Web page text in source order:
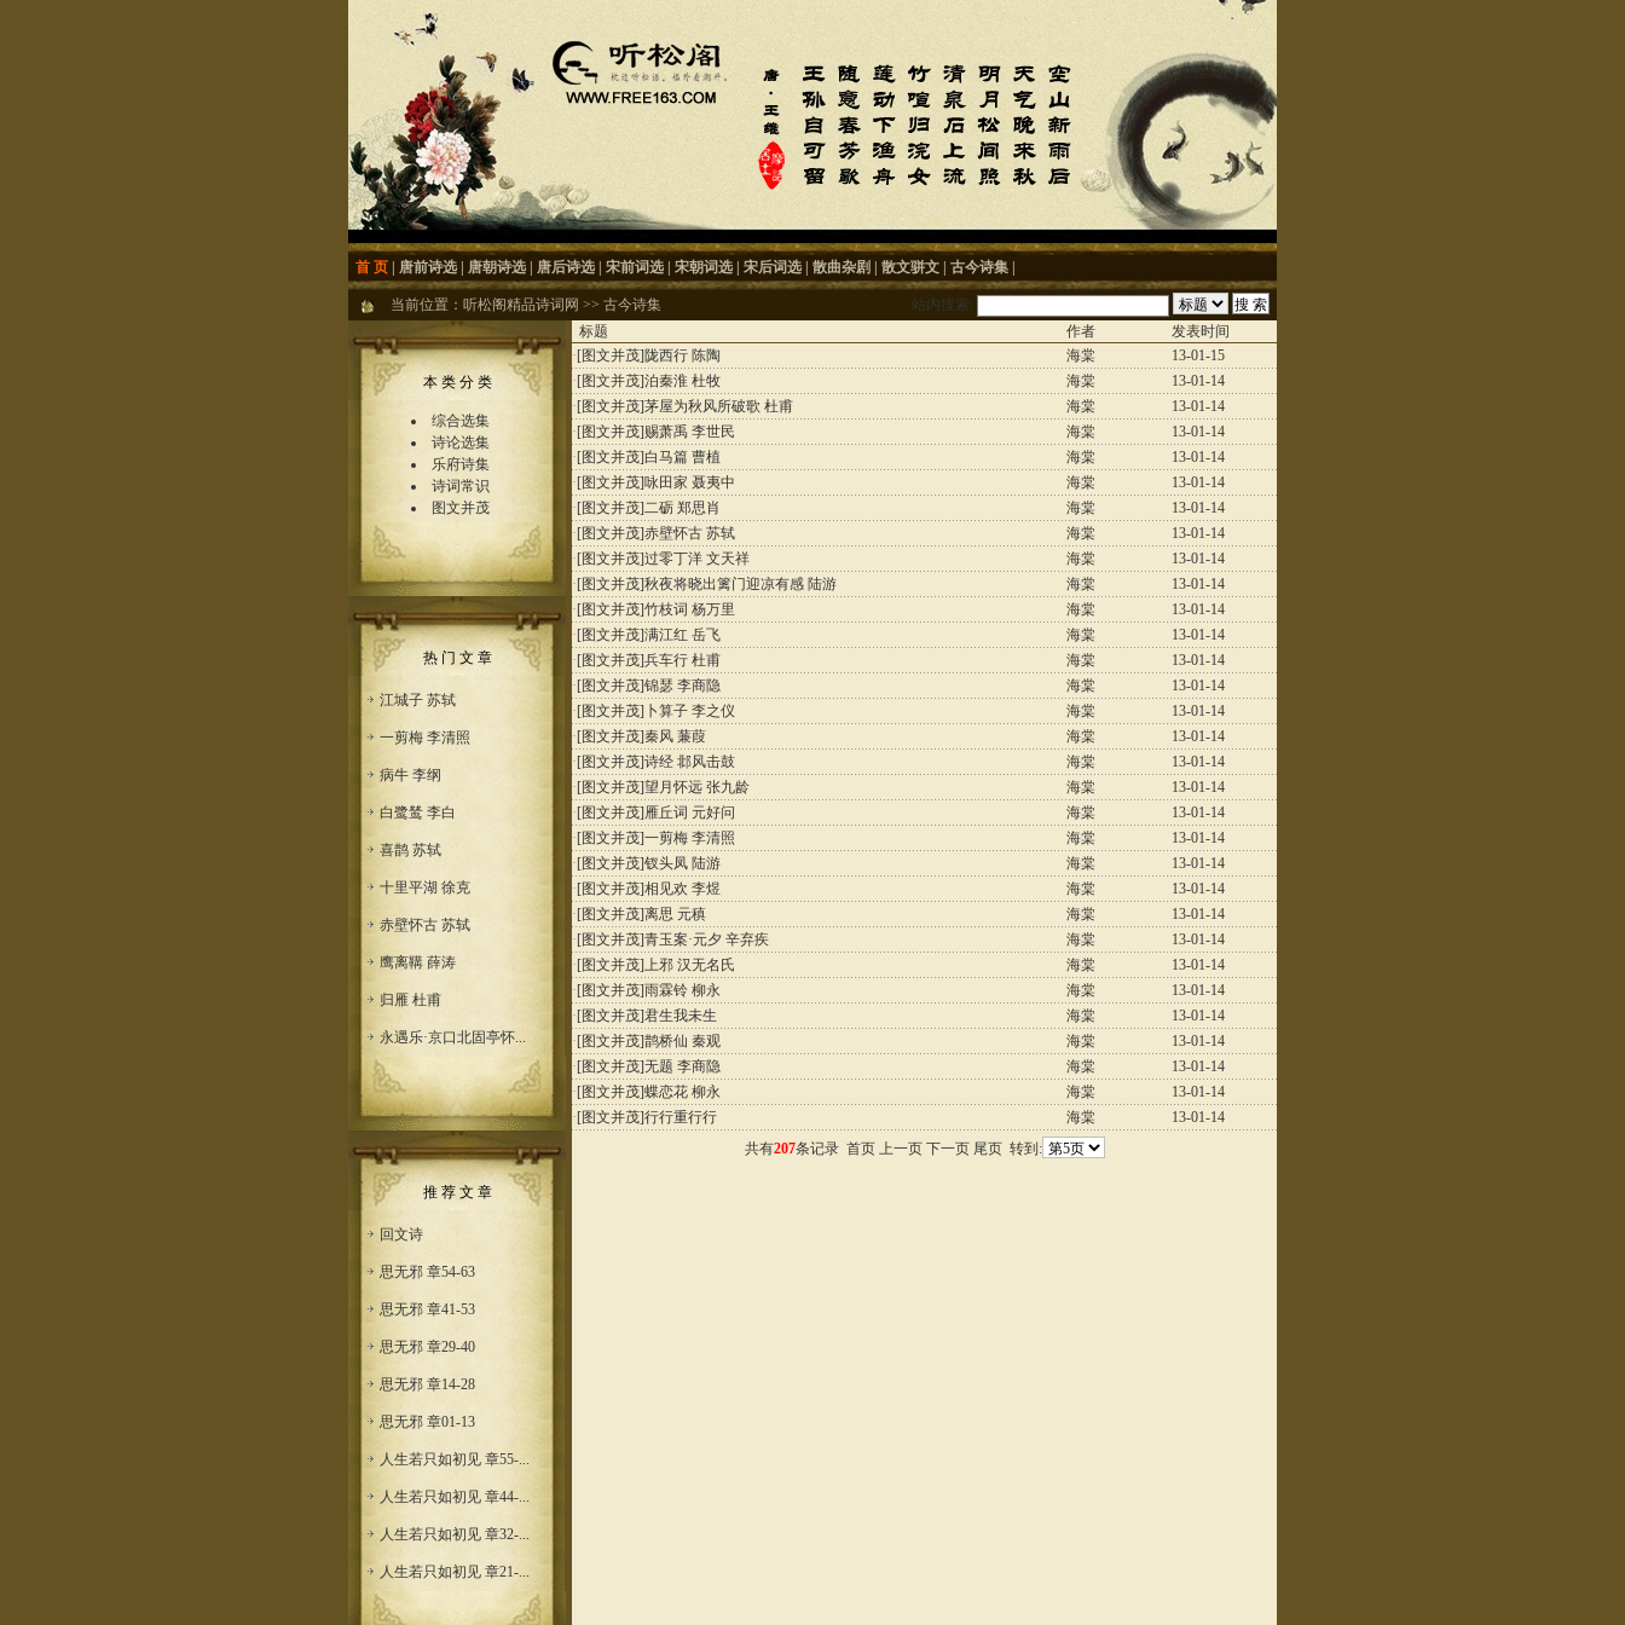
首 页 唐前诗选 唐朝诗选 唐后诗选 宋前词选 宋朝词选 宋后词选 散曲杂剧 散文骈文 古今诗集
当前位置： 听松阁精品诗词网 >> 古今诗集 站内搜索:
本 类 分 类
综合选集
诗论选集
乐府诗集
诗词常识
图文并茂
热 门 文 章
江城子 苏轼
一剪梅 李清照
病牛 李纲
白鹭鸶 李白
喜鹊 苏轼
十里平湖 徐克
赤壁怀古 苏轼
鹰离鞲 薛涛
归雁 杜甫
永遇乐·京口北固亭怀...
推 荐 文 章
回文诗
思无邪 章54-63
思无邪 章41-53
思无邪 章29-40
思无邪 章14-28
思无邪 章01-13
人生若只如初见 章55-...
人生若只如初见 章44-...
人生若只如初见 章32-...
人生若只如初见 章21-...
标题 作者
发表时间
·[图文并茂]陇西行 陈陶 海棠
13-01-15
·[图文并茂]泊秦淮 杜牧 海棠
13-01-14
·[图文并茂]茅屋为秋风所破歌 杜甫 海棠
13-01-14
·[图文并茂]赐萧禹 李世民 海棠
13-01-14
·[图文并茂]白马篇 曹植 海棠
13-01-14
·[图文并茂]咏田家 聂夷中 海棠
13-01-14
·[图文并茂]二砺 郑思肖 海棠
13-01-14
·[图文并茂]赤壁怀古 苏轼 海棠
13-01-14
·[图文并茂]过零丁洋 文天祥 海棠
13-01-14
·[图文并茂]秋夜将晓出篱门迎凉有感 陆游 海棠
13-01-14
·[图文并茂]竹枝词 杨万里 海棠
13-01-14
·[图文并茂]满江红 岳飞 海棠
13-01-14
·[图文并茂]兵车行 杜甫 海棠
13-01-14
·[图文并茂]锦瑟 李商隐 海棠
13-01-14
·[图文并茂] 卜算子 李之仪 海棠
13-01-14
·[图文并茂]秦风 蒹葭 海棠
13-01-14
·[图文并茂]诗经 邶风击鼓 海棠
13-01-14
·[图文并茂]望月怀远 张九龄 海棠
13-01-14
·[图文并茂]雁丘词 元好问 海棠
13-01-14
·[图文并茂]一剪梅 李清照 海棠
13-01-14
·[图文并茂]钗头凤 陆游 海棠
13-01-14
·[图文并茂]相见欢 李煜 海棠
13-01-14
·[图文并茂]离思 元稹 海棠
13-01-14
·[图文并茂]青玉案·元夕 辛弃疾 海棠
13-01-14
·[图文并茂]上邪 汉无名氏 海棠
13-01-14
·[图文并茂]雨霖铃 柳永 海棠
13-01-14
·[图文并茂]君生我未生 海棠
13-01-14
·[图文并茂]鹊桥仙 秦观 海棠
13-01-14
·[图文并茂]无题 李商隐 海棠
13-01-14
·[图文并茂]蝶恋花 柳永 海棠
13-01-14
·[图文并茂]行行重行行 海棠
13-01-14
共有207条记录 首页 上一页下一页 尾页 转到: